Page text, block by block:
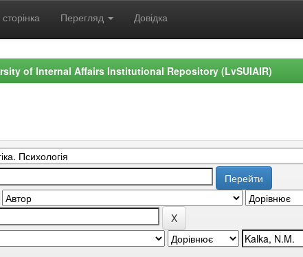
Перегляд Довідка
of Internal Affairs Institutional Repository (LvSUIAIR)